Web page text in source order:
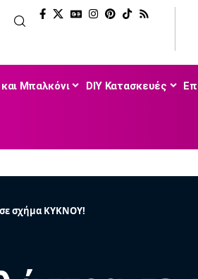
Μπαλκόνι DIY Κατασκευές
σε σχήμα ΚΥΚΝΟΥ!